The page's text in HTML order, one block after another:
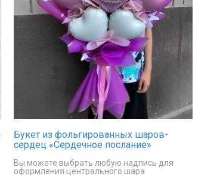
Букет из фольгированных шаров-
сердец «Сердечное послание»
Вы можете выбрать любую надпись для
оформления центрального шара